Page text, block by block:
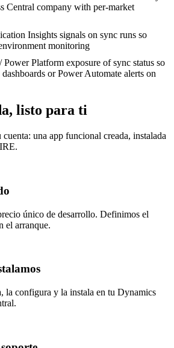
Central company with per-market
Insights signals on sync runs so
monitoring
Power Platform exposure of sync status so
or Power Automate alerts on
listo para ti
una app funcional creada, instalada
único de desarrollo. Definimos el
el arranque.
la configura y la instala en tu Dynamics